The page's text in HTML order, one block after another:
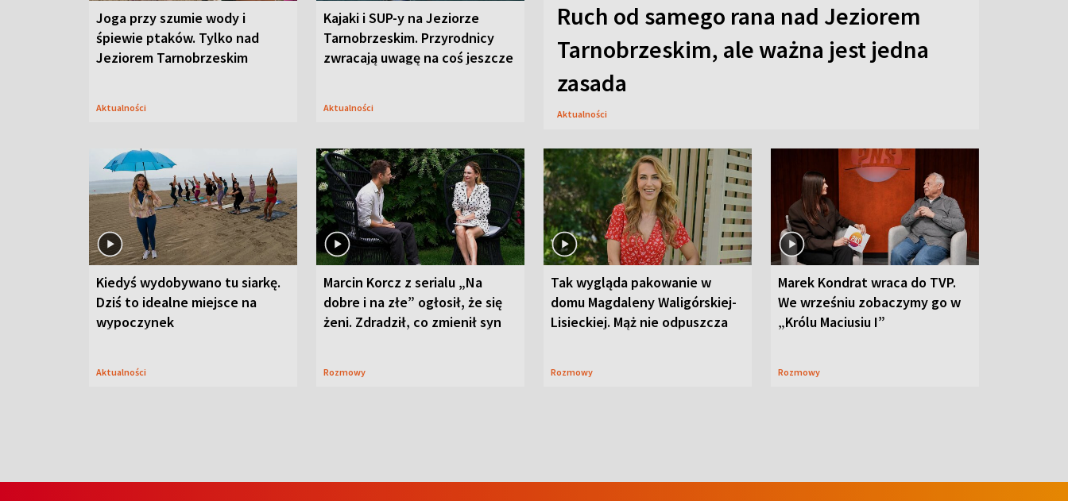
Joga przy szumie wody i
śpiewie ptaków. Tylko nad
Jeziorem Tarnobrzeskim
Aktualności
Kajaki i SUP-y na Jeziorze
Tarnobrzeskim. Przyrodnicy
zwracają uwagę na coś jeszcze
Aktualności
Ruch od samego rana nad Jeziorem
Tarnobrzeskim, ale ważna jest jedna
zasada
Aktualności
Kiedyś wydobywano tu siarkę.
Dziś to idealne miejsce na
wypoczynek
Aktualności
Marcin Korcz z serialu „Na
dobre i na złe” ogłosił, że się
żeni. Zdradził, co zmienił syn
Rozmowy
Tak wygląda pakowanie w
domu Magdaleny Waligórskiej-
Lisieckiej. Mąż nie odpuszcza
Rozmowy
Marek Kondrat wraca do TVP.
We wrześniu zobaczymy go w
„Królu Maciusiu I”
Rozmowy